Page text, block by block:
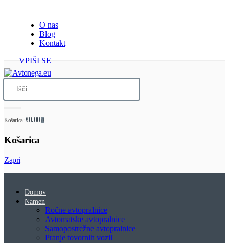
O nas
Blog
Kontakt
VPIŠI SE
Košarica: €0.00 0
Košarica
Zapri
Domov
Namen
Ročne avtopralnice
Avtomatske avtopralnice
Samopostrežne avtopralnice
Pranje tovornih vozil